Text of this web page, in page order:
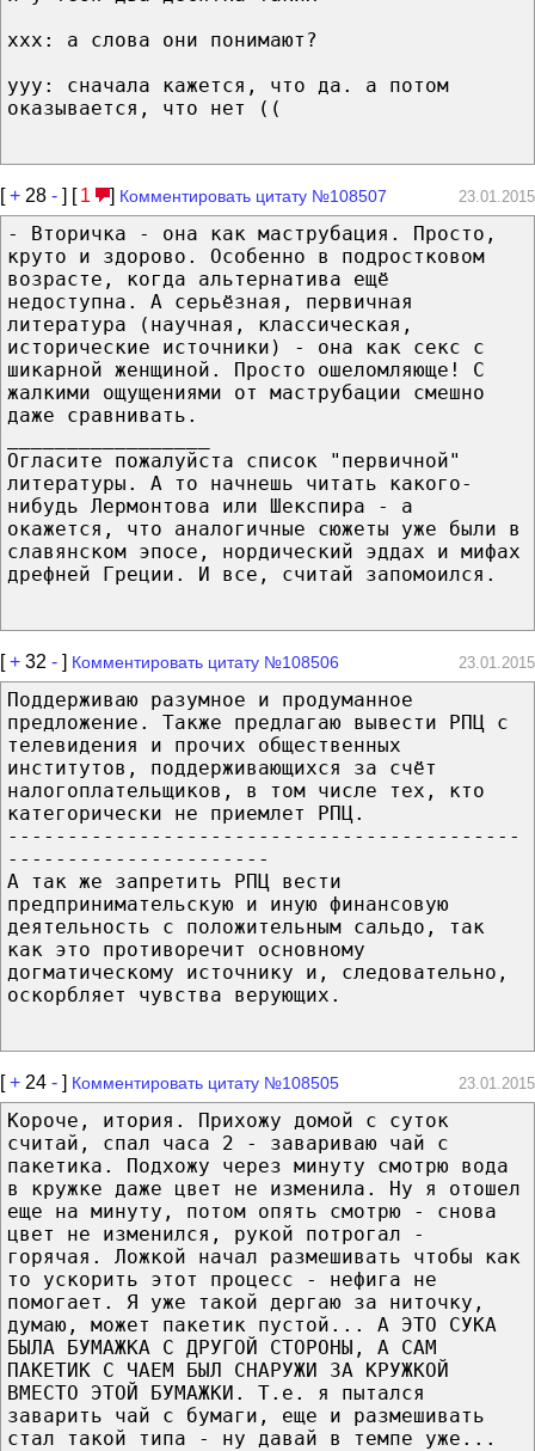
xxx: а слова они понимают?
yyy: сначала кажется, что да. а потом
оказывается, что нет ((
[+ 28 - ] [ 1 ] Комментировать цитату №108507 23.01.2015
- Вторичка - она как маструбация. Просто,
круто и здорово. Особенно в подростковом
возрасте, когда альтернатива ещё
недоступна. А серьёзная, первичная
литература (научная, классическая,
исторические источники) - она как секс с
шикарной женщиной. Просто ошеломляюще! С
жалкими ощущениями от маструбации смешно
даже сравнивать.
Огласите пожалуйста список "первичной"
литературы. А то начнешь читать какого-
нибудь Лермонтова или Шекспира - а
окажется, что аналогичные сюжеты уже были в
славянском эпосе, нордический эддах и мифах
дрефней Греции. И все, считай запомоился.
[+ 32 - ] Комментировать цитату №108506 23.01.2015
Поддерживаю разумное и продуманное
предложение. Также предлагаю вывести РПЦ с
телевидения и прочих общественных
институтов, поддерживающихся за счёт
налогоплательщиков, в том числе тех, кто
категорически не приемлет РПЦ.
-------------------------------------------
----------------------
А так же запретить РПЦ вести
предпринимательскую и иную финансовую
деятельность с положительным сальдо, так
как это противоречит основному
догматическому источнику и, следовательно,
оскорбляет чувства верующих.
[+ 24 - ] Комментировать цитату №108505 23.01.2015
Короче, итория. Прихожу домой с суток
считай, спал часа 2 - завариваю чай с
пакетика. Подхожу через минуту смотрю вода
в кружке даже цвет не изменила. Ну я отошел
еще на минуту, потом опять смотрю - снова
цвет не изменился, рукой потрогал -
горячая. Ложкой начал размешивать чтобы как
то ускорить этот процесс - нефига не
помогает. Я уже такой дергаю за ниточку,
думаю, может пакетик пустой... А ЭТО СУКА
БЫЛА БУМАЖКА С ДРУГОЙ СТОРОНЫ, А САМ
ПАКЕТИК С ЧАЕМ БЫЛ СНАРУЖИ ЗА КРУЖКОЙ
ВМЕСТО ЭТОЙ БУМАЖКИ. Т.е. я пытался
заварить чай с бумаги, еще и размешивать
стал такой типа - ну давай в темпе уже...